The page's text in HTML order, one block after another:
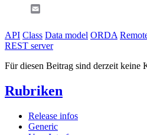
API Class Data model ORDA
REST server
Für diesen Beitrag sind derzeit keine
Rubriken
Release infos
Generic